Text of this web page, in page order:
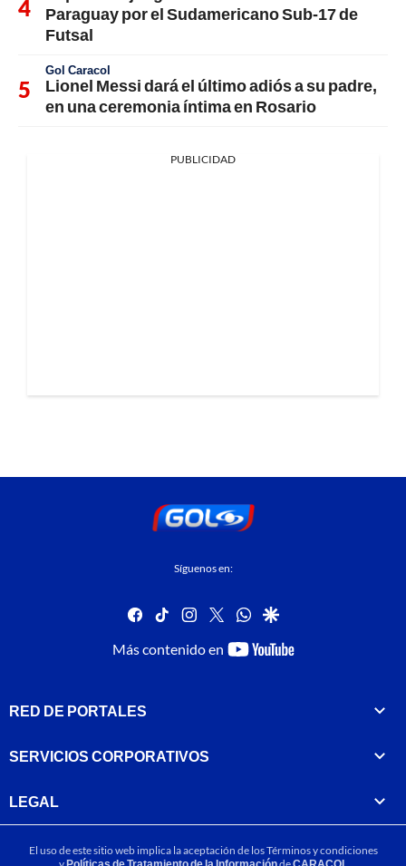
Paraguay por el Sudamericano Sub-17 de
Futsal
Gol Caracol
Lionel Messi dará el último adiós a su padre,
en una ceremonia íntima en Rosario
PUBLICIDAD
Síguenos en:
facebook
tiktok instagram
twitterwhatsapp
google
Más contenido en
youtube-
RED DE PORTALES
SERVICIOS CORPORATIVOS
LEGAL
El uso de este sitio web implica la aceptación de losTérminos y condiciones